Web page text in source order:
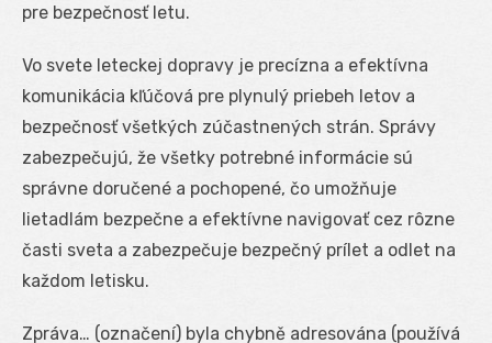
pre bezpečnosť letu.
Vo svete leteckej dopravy je precízna a efektívna
komunikácia kľúčová pre plynulý priebeh letov a
bezpečnosť všetkých zúčastnených strán. Správy
zabezpečujú, že všetky potrebné informácie sú
správne doručené a pochopené, čo umožňuje
lietadlám bezpečne a efektívne navigovať cez rôzne
časti sveta a zabezpečuje bezpečný prílet a odlet na
každom letisku.
Zpráva… (označení) byla chybně adresována (používá